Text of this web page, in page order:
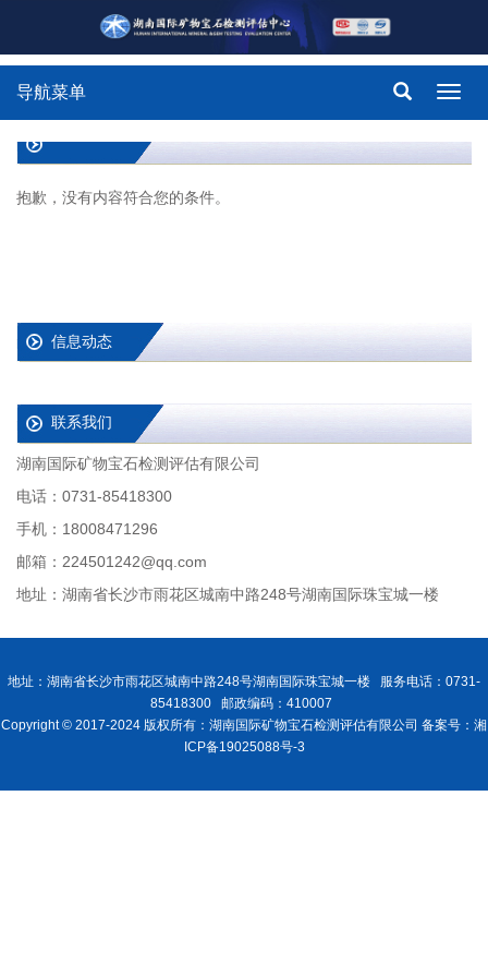
导航菜单
抱歉，没有内容符合您的条件。
信息动态
联系我们
湖南国际矿物宝石检测评估有限公司
电话：0731-85418300
手机：18008471296
邮箱：224501242@qq.com
地址：湖南省长沙市雨花区城南中路248号湖南国际珠宝城一楼
地址：湖南省长沙市雨花区城南中路248号湖南国际珠宝城一楼 服务电话：0731-
85418300 邮政编码：410007
Copyright © 2017-2024 版权所有：湖南国际矿物宝石检测评估有限公司 备案号：湘
ICP备19025088号-3